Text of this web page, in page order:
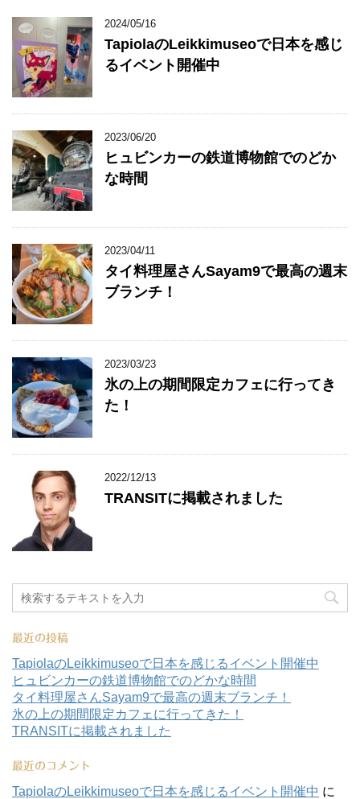
2024/05/16
TapiolaのLeikkimuseoで日本を感じ
るイベント開催中
2023/06/20
ヒュビンカーの鉄道博物館でのどか
な時間
2023/04/11
タイ料理屋さんSayam9で最高の週末
ブランチ！
2023/03/23
氷の上の期間限定カフェに行ってき
た！
2022/12/13
TRANSITに掲載されました
最近の投稿
TapiolaのLeikkimuseoで日本を感じるイベント開催中
ヒュビンカーの鉄道博物館でのどかな時間
タイ料理屋さんSayam9で最高の週末ブランチ！
氷の上の期間限定カフェに行ってきた！
TRANSITに掲載されました
最近のコメント
TapiolaのLeikkimuseoで日本を感じるイベント開催中 に